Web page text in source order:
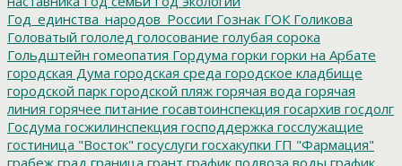
Год_единства_народов_России Гознак ГОК Голикова
Головатый гололед голосование голубая сорока
Гольдштейн гомеопатия Гордума горки горки на Арбате
городская Дума городская среда городское кладбище
городской парк городской пляж горячая вода горячая
линия горячее питание госавтоинспекция госархив госдолг
Госдума госжилинспекция господдержка госслужащие
гостиница "Восток" госуслуги госхакупки ГП "Фармация"
грабеж град граница грант график подвоза воды график